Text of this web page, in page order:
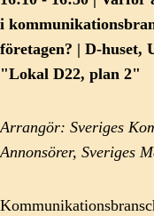
i
företagen? | D-huset,
"Lokal D22, plan 2"
Arrangör: Sveriges
Annonsörer, Sveriges